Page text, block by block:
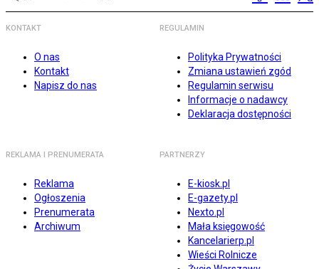
KONTAKT
O nas
Kontakt
Napisz do nas
REGULAMIN
Polityka Prywatności
Zmiana ustawień zgód
Regulamin serwisu
Informacje o nadawcy
Deklaracja dostępności
REKLAMA I PRENUMERATA
Reklama
Ogłoszenia
Prenumerata
Archiwum
PARTNERZY
E-kiosk.pl
E-gazety.pl
Nexto.pl
Mała księgowość
Kancelarierp.pl
Wieści Rolnicze